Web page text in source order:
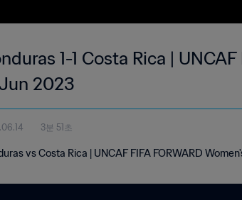
1-1 Costa Rica |
2023
3분 51초
vs Costa Rica | UNCAF FIFA FORWARD